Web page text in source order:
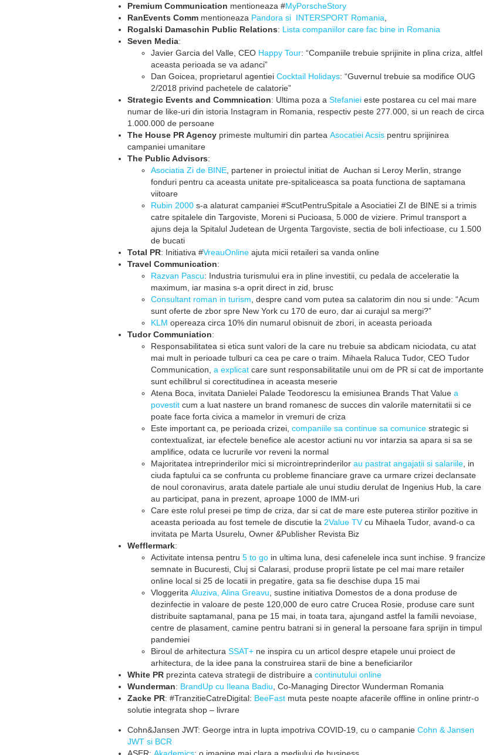
Premium Communication mentioneaza #MyPorscheStory
RanEvents Comm mentioneaza Pandora si INTERSPORT Romania
Rogalski Damaschin Public Relations: Lista companiilor care fac bine in Romania
Seven Media:
Javier Garcia del Valle, CEO Happy Tour: “Companiile trebuie sprijinite in plina criza, altfel
aceasta perioada se va adanci”
Dan Goicea, proprietarul agentiei Cocktail Holidays: “Guvernul trebuie sa modifice OUG
2/2018 privind pachetele de calatorie”
Strategic Events and Commnication: Ultima poza a Stefaniei este postarea cu cel mai mare
numar de like-uri din istoria Instagram in Romania, respectiv peste 277.000, si un reach de circa
1.000.000 de persoane
The House PR Agency primeste multumiri din partea Asocatiei Acsis pentru sprijinirea
campaniei umanitare
The Public Advisors:
Asociatia Zi de BINE , partener in proiectul initiat de Auchan si Leroy Merlin, strange
fonduri pentru ca aceasta unitate pre-spitaliceasca sa poata functiona de saptamana
viitoare
Rubin 2000 s-a alaturat campaniei #ScutPentruSpitale a Asociatiei ZI de BINE si a trimis
catre spitalele din Targoviste, Moreni si Pucioasa, 5.000 de viziere. Primul transport a
ajuns deja la Spitalul Judetean de Urgenta Targoviste, sectia de boli infectioase, cu 1.500
de bucati
Total PR: Initiativa #VreauOnline ajuta micii retaileri sa vanda online
Travel Communication:
Razvan Pascu: Industria turismului era in pline investitii, cu pedala de acceleratie la
maximum, iar masina s-a oprit direct in zid, brusc
Consultant roman in turism , despre cand vom putea sa calatorim din nou si unde: “Acum
sunt oferte de zbor spre New York cu 170 de euro, dar ai curajul sa mergi?”
KLM opereaza circa 10% din numarul obisnuit de zbori, in aceasta perioada
Tudor Communiation:
Responsabilitatea si etica sunt valori de la care nu trebuie sa abdicam niciodata, cu atat
mai mult in perioade tulburi ca cea pe care o traim. Mihaela Raluca Tudor, CEO Tudor
Communication, a explicat care sunt responsabilitatile unui om de PR si cat de importante
sunt echilibrul si corectitudinea in aceasta meserie
Atena Boca, invitata Danielei Palade Teodorescu la emisiunea Brands That Value a
povestit cum a luat nastere un brand romanesc de succes din valorile maternitatii si ce
poate face forta civica a mamelor in vremuri de criza
Este important ca, pe perioada crizei, companiile sa continue sa comunice strategic si
contextualizat, iar efectele benefice ale acestor actiuni nu vor intarzia sa apara si sa se
amplifice, odata ce lucrurile vor reveni la normal
Majoritatea intreprinderilor mici si microintreprinderilor au pastrat angajatii si salariile , in
ciuda faptului ca se confrunta cu probleme financiare grave ca urmare crizei declansate
de noul coronavirus, arata datele partiale ale unui studiu derulat de Ingenius Hub, la care
au participat, pana in prezent, aproape 1000 de IMM-uri
Care este rolul presei pe timp de criza, dar si cat de mare este puterea stirilor pozitive in
aceasta perioada au fost temele de discutie la 2Value TV cu Mihaela Tudor, avand-o ca
invitata pe Marta Usurelu, Owner &Publisher Revista Biz
Wefflermark:
Activitate intensa pentru 5 to go in ultima luna, desi cafenelele inca sunt inchise. 9 francize
semnate in Bucuresti, Cluj si Calarasi, produse proprii listate pe cel mai mare retailer
online local si 25 de locatii in pregatire, gata sa fie deschise dupa 15 mai
Vloggerita Aluziva, Alina Greavu , sustine initiativa Domestos de a dona produse de
dezinfectie in valoare de peste 120,000 de euro catre Crucea Rosie, produse care sunt
distribuite saptamanal, pana pe 15 mai, in toata tara, ajungand astfel la familii nevoiase,
centre de plasament, camine pentru batrani si in general la persoane fara sprijin in timpul
pandemiei
Biroul de arhitectura SSAT+ ne inspira cu un articol despre etapele unui proiect de
arhitectura, de la idee pana la construirea starii de bine a beneficiarilor
White PR prezinta cateva strategii de distribuire a continutului online
Wunderman: BrandUp cu Ileana Badiu , Co-Managing Director Wunderman Romania
Zacke PR: #TranzitieCatreDigital: BeeFast muta peste noapte afacerile offline in online printr-o
solutie integrata shop – livrare
Cohn&Jansen JWT: George intra in lupta impotriva COVID-19, cu o campanie Cohn & Jansen
JWT si BCR